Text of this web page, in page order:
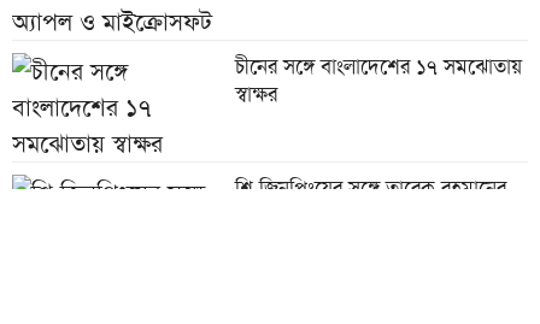
চীনের সঙ্গে বাংলাদেশের ১৭ সমঝোতায়
স্বাক্ষর
শি জিনপিংয়ের সঙ্গে তারেক রহমানের